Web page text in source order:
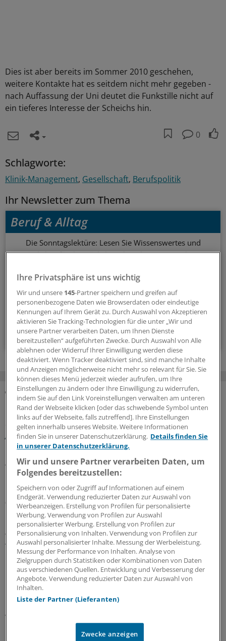
Dies ist aber bereits im Sommer 2010 geschehen,
weitere Kontakte hat es seitdem nicht mehr gegeben -
nach Auffassung der Uni deutet die Funkstille nicht auf
ein tieferes Interesse der Scheichs hin.
0
Schlagworte:
Klinik-Management Gesellschaft Berufspolitik
Ihr Newsletter zum Thema
Beruf & Alltag
Die Sonntagslektüre: Lesen Sie Wissenswertes und
Nützliches für Ihre tägliche Arbeit, lassen Sie sich von
einen Schritt voraus.
wöchentlich (Sonntag)
Zum Abonnieren bitte anmelden
MEHR ZUM THEMA
Glosse
Ärztlicher Hitzehass
Es gibt viele Gründe, den Sommer toll zu finden – für
Ärzte kann die warme Jahreszeit aber anstrengend sein:
Manchmal liegt es an Patienten, manchmal an Kollegen...
Einblicke in nervige Jahresseiten.
07.08.2026
WIdO-Qualitätsmonitor 2026
Tumoroperationen: Mindestmengen
beschleunigen die Zentralisierung der
Krebsversorgung
Der WIdO-Qualitätsmonitor 2026 weist für mehrere
komplexe Tumoroperationen steigende Fallzahlen je
Krankenhaus aus. Damit konzentriert sich die
Versorgung auf weniger Kliniken.
In Kooperation mit: AOK-Bundesverband
Ihre Privatsphäre ist uns wichtig
Wir und unsere 145-Partner speichern und greifen auf
personenbezogene Daten wie Browserdaten oder eindeutige
Kennungen auf Ihrem Gerät zu. Durch Auswahl von Akzeptieren
aktivieren Sie Tracking-Technologien für die unter „Wir und
unsere Partner verarbeiten Daten, um Ihnen Dienste
bereitzustellen“ aufgeführten Zwecke. Durch Auswahl von Alle
ablehnen oder Widerruf Ihrer Einwilligung werden diese
deaktiviert. Wenn Tracker deaktiviert sind, sind manche Inhalte
und Anzeigen möglicherweise nicht mehr so relevant für Sie. Sie
können dieses Menü jederzeit wieder aufrufen, um Ihre
Einstellungen zu ändern oder Ihre Einwilligung zu widerrufen,
indem Sie auf den Link Voreinstellungen verwalten am unteren
Rand der Webseite klicken [oder das schwebende Symbol unten
links auf der Webseite, falls zutreffend]. Ihre Einstellungen
gelten innerhalb unseres Website. Weitere Informationen
finden Sie in unserer Datenschutzerklärung. Details finden Sie
in unserer Datenschutzerklärung.
Wir und unsere Partner verarbeiten Daten, um
Folgendes bereitzustellen:
Speichern von oder Zugriff auf Informationen auf einem
Endgerät. Verwendung reduzierter Daten zur Auswahl von
Werbeanzeigen. Erstellung von Profilen für personalisierte
Werbung. Verwendung von Profilen zur Auswahl
personalisierter Werbung. Erstellung von Profilen zur
Personalisierung von Inhalten. Verwendung von Profilen zur
Auswahl personalisierter Inhalte. Messung der Werbeleistung.
Messung der Performance von Inhalten. Analyse von
Zielgruppen durch Statistiken oder Kombinationen von Daten
aus verschiedenen Quellen. Entwicklung und Verbesserung der
Angebote. Verwendung reduzierter Daten zur Auswahl von
Inhalten.
Liste der Partner (Lieferanten)
Zwecke anzeigen